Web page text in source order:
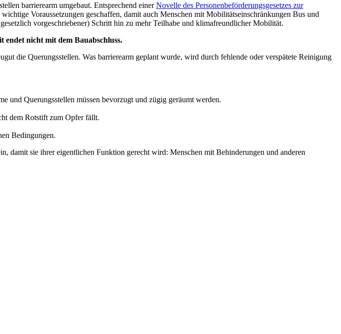
barrierearm umgebaut. Entsprechend einerNovelle des Personenbeförderungsgesetzes zur
Voraussetzungen geschaffen, damit auch Menschen mit Mobilitätseinschränkungen Bus und
vorgeschriebener) Schritt hin zu mehr Teilhabe und klimafreundlicher Mobilität.
endet nicht mit dem Bauabschluss.
die Querungsstellen. Was barrierearm geplant wurde, wird durch fehlende oder verspätete Reinigung
und Querungsstellen müssen bevorzugt und zügig geräumt werden.
dem Rotstift zum Opfer fällt.
Bedingungen.
damit sie ihrer eigentlichen Funktion gerecht wird: Menschen mit Behinderungen und anderen